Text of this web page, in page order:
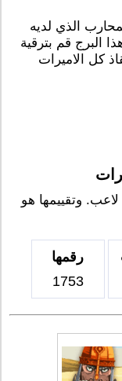
الذي لديه
البرج قم بترقية
كل الاميرات
وتقييمها هو
رقمها
1753